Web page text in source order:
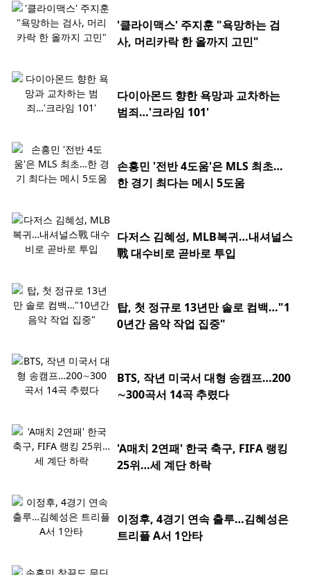
'클라이맥스' 주지훈 "욕망하는 검
사, 머리카락 한 올까지 고민"
다이아몬드 향한 욕망과 교차하는
범죄…'크라임 101'
손흥민 '전반 4도움'은 MLS 최초…
한 경기 최다는 메시 5도움
다저스 김혜성, MLB복귀…내셔널스
戰 대수비로 곧바로 투입
탑, 첫 정규로 13년만 솔로 컴백…"1
0년간 음악 작업 집중"
BTS, 작년 미국서 대형 송캠프…200
∼300곡서 14곡 추렸다
'A매치 2연패' 한국 축구, FIFA 랭킹
25위…세 계단 하락
이정후, 4경기 연속 출루…김혜성은
트리플 A서 1안타